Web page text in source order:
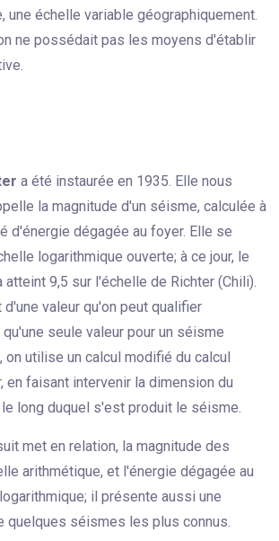
une échelle variable géographiquement.
ne possédait pas les moyens d'établir
a été instaurée en 1935. Elle nous
la magnitude d'un séisme, calculée à
d'énergie dégagée au foyer. Elle se
logarithmique ouverte; à ce jour, le
9,5 sur l'échelle de Richter (Chili).
valeur qu'on peut qualifier
seule valeur pour un séisme
on utilise un calcul modifié du calcul
en faisant intervenir la dimension du
long duquel s'est produit le séisme.
met en relation, la magnitude des
arithmétique, et l'énergie dégagée au
il présente aussi une
quelques séismes les plus connus.